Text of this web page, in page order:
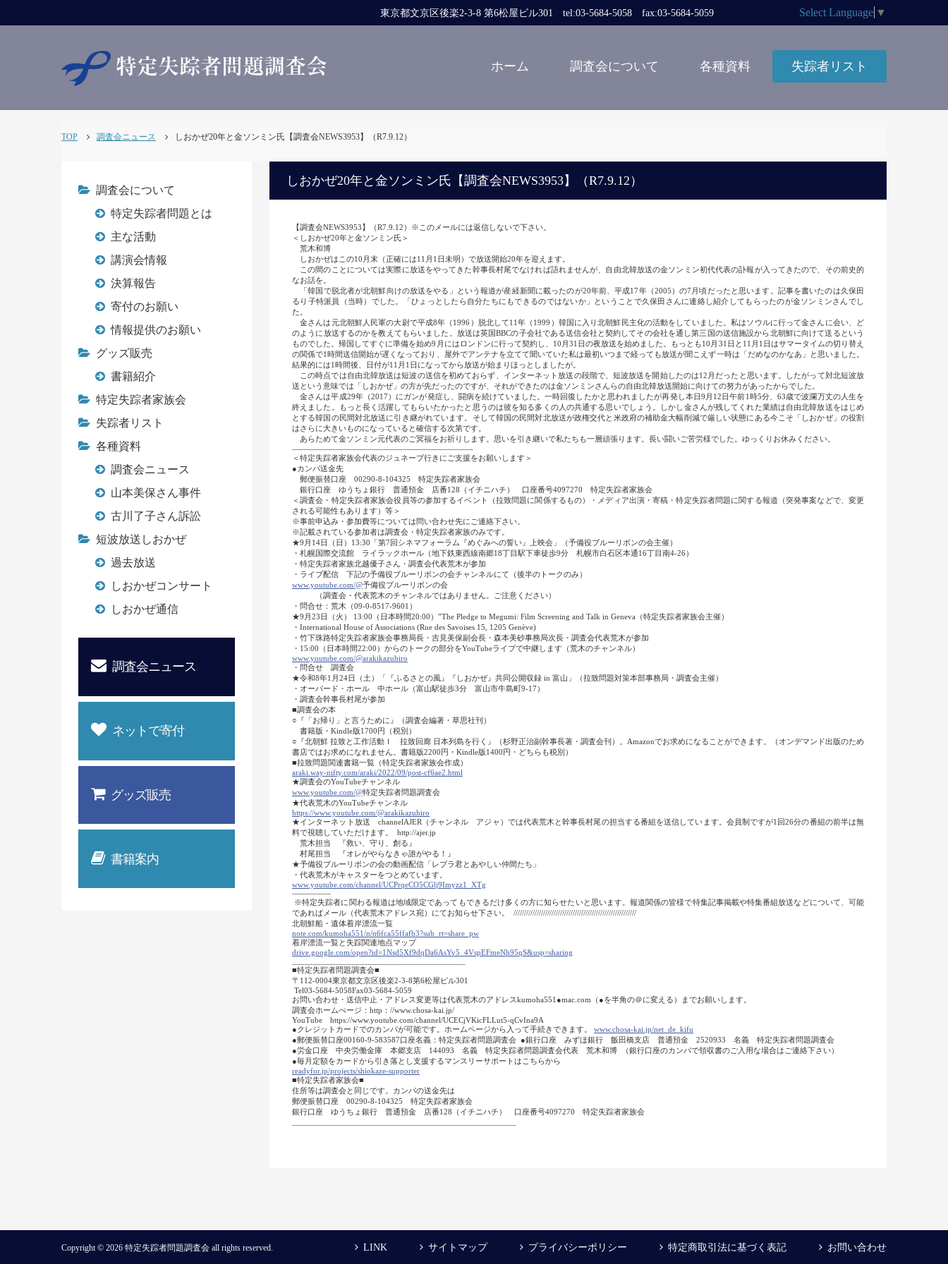
東京都文京区後楽2-3-8 第6松屋ビル301 tel:03-5684-5058 fax:03-5684-5059 Select Language ▼
ホーム 調査会について 各種資料 失踪者リスト
TOP 調査会ニュース しおかぜ20年と金ソンミン氏【調査会NEWS3953】（R7.9.12）
しおかぜ20年と金ソンミン氏【調査会NEWS3953】（R7.9.12）
【調査会NEWS3953】（R7.9.12）※このメールには返信しないで下さい。
＜しおかぜ20年と金ソンミン氏＞
荒木和博
しおかぜはこの10月末（正確には11月1日未明）で放送開始20年を迎えます。
この間のことについては実際に放送をやってきた幹事長村尾でなければ語れませんが、自由北韓放送の金ソンミン初代代表の訃報が入ってきたので、その前史的
なお話を。
「韓国で脱北者が北朝鮮向けの放送をやる」という報道が産経新聞に載ったのが20年前、平成17年（2005）の7月頃だったと思います。記事を書いたのは久保田
るり子特派員（当時）でした。「ひょっとしたら自分たちにもできるのではないか」ということで久保田さんに連絡し紹介してもらったのが金ソンミンさんでし
た。
金さんは元北朝鮮人民軍の大尉で平成8年（1996）脱北して11年（1999）韓国に入り北朝鮮民主化の活動をしていました。私はソウルに行って金さんに会い、ど
のように放送するのかを教えてもらいました。放送は英国BBCの子会社である送信会社と契約してその会社を通し第三国の送信施設から北朝鮮に向けて送るという
ものでした。帰国してすぐに準備を始め9月にはロンドンに行って契約し、10月31日の夜放送を始めました。もっとも10月31日と11月1日はサマータイムの切り替え
の関係で1時間送信開始が遅くなっており、屋外でアンテナを立てて聞いていた私は最初いつまで経っても放送が聞こえず一時は「だめなのかなあ」と思いました。
結果的には1時間後、日付が11月1日になってから放送が始まりほっとしましたが。
この時点では自由北韓放送は短波の送信を初めておらず、インターネット放送の段階で、短波放送を開始したのは12月だったと思います。したがって対北短波放
送という意味では「しおかぜ」の方が先だったのですが、それができたのは金ソンミンさんらの自由北韓放送開始に向けての努力があったからでした。
金さんは平成29年（2017）にガンが発症し、闘病を続けていました。一時回復したかと思われましたが再発し本日9月12日午前1時5分、63歳で波瀾万丈の人生を
終えました。もっと長く活躍してもらいたかったと思うのは彼を知る多くの人の共通する思いでしょう。しかし金さんが残してくれた業績は自由北韓放送をはじめ
とする韓国の民間対北放送に引き継がれています。そして韓国の民間対北放送が政権交代と米政府の補助金大幅削減で厳しい状態にある今こそ「しおかぜ」の役割
はさらに大きいものになっていると確信する次第です。
あらためて金ソンミン元代表のご冥福をお祈りします。思いを引き継いで私たちも一層頑張ります。長い闘いご苦労様でした。ゆっくりお休みください。
―――――――――――――――――――――――-
＜特定失踪者家族会代表のジュネーブ行きにご支援をお願いします＞
●カンパ送金先
郵便振替口座 00290-8-104325 特定失踪者家族会
銀行口座 ゆうちょ銀行 普通預金 店番128（イチニハチ） 口座番号4097270 特定失踪者家族会
＜調査会・特定失踪者家族会役員等の参加するイベント（拉致問題に関係するもの）・メディア出演・寄稿・特定失踪者問題に関する報道（突発事案などで、変更
される可能性もあります）等＞
※事前申込み・参加費等については問い合わせ先にご連絡下さい。
※記載されている参加者は調査会・特定失踪者家族のみです。
★9月14日（日）13:30「第7回シネマフォーラム『めぐみへの誓い』上映会」（予備役ブルーリボンの会主催）
・札幌国際交流館 ライラックホール（地下鉄東西線南郷18丁目駅下車徒歩9分 札幌市白石区本通16丁目南4-26）
・特定失踪者家族北越優子さん・調査会代表荒木が参加
・ライブ配信 下記の予備役ブルーリボンの会チャンネルにて（後半のトークのみ）
www.youtube.com/@予備役ブルーリボンの会
（調査会・代表荒木のチャンネルではありません。ご注意ください）
・問合せ：荒木（09-0-8517-9601）
★9月23日（火） 13:00（日本時間20:00）”The Pledge to Megumi: Film Screening and Talk in Geneva（特定失踪者家族会主催）
・International House of Associations (Rue des Savoises 15, 1205 Genève)
・竹下珠路特定失踪者家族会事務局長・吉見美保副会長・森本美砂事務局次長・調査会代表荒木が参加
・15:00（日本時間22:00）からのトークの部分をYouTubeライブで中継します（荒木のチャンネル）
www.youtube.com/@arakikazuhiro
・問合せ 調査会
★令和8年1月24日（土）「『ふるさとの風』『しおかぜ』共同公開収録 in 富山」（拉致問題対策本部事務局・調査会主催）
・オーバード・ホール 中ホール（富山駅徒歩3分 富山市牛島町9-17）
・調査会幹事長村尾が参加
■調査会の本
○『「お帰り」と言うために』（調査会編著・草思社刊）
書籍版・Kindle版1700円（税別）
○『北朝鮮 拉致と工作活動Ⅰ 拉致回廊 日本列島を行く』（杉野正治副幹事長著・調査会刊）。Amazonでお求めになることができます。（オンデマンド出版のため
書店ではお求めになれません。書籍版2200円・Kindle版1400円・どちらも税別）
■拉致問題関連書籍一覧（特定失踪者家族会作成）
araki.way-nifty.com/araki/2022/09/post-cf6ae2.html
★調査会のYouTubeチャンネル
www.youtube.com/@特定失踪者問題調査会
★代表荒木のYouTubeチャンネル
https://www.youtube.com/@arakikazuhiro
★インターネット放送 channelAJER（チャンネル アジャ）では代表荒木と幹事長村尾の担当する番組を送信しています。会員制ですが1回26分の番組の前半は無
料で視聴していただけます。 http://ajer.jp
荒木担当 『救い、守り、創る』
村尾担当 『オレがやらなきゃ誰がやる！』
★予備役ブルーリボンの会の動画配信「レブラ君とあやしい仲間たち」
・代表荒木がキャスターをつとめています。
www.youtube.com/channel/UCPrqeCO5CGlj9Imyzz1_XTg
―――――
※特定失踪者に関わる報道は地域限定であってもできるだけ多くの方に知らせたいと思います。報道関係の皆様で特集記事掲載や特集番組放送などについて、可能
であればメール（代表荒木アドレス宛）にてお知らせ下さい。 //////////////////////////////////////////////////////////
北朝鮮船・遺体着岸漂流一覧
note.com/kumoha551/n/n6fca55ffafb3?sub_rt=share_pw
着岸漂流一覧と失踪関連地点マップ
drive.google.com/open?id=1Nsd5Xf9dqDa6AsYv5_4VspEFmeNh95qS&usp=sharing
■特定失踪者問題調査会■
〒112-0004東京都文京区後楽2-3-8第6松屋ビル301
Tel03-5684-5058Fax03-5684-5059
お問い合わせ・送信中止・アドレス変更等は代表荒木のアドレスkumoha551●mac.com（●を半角の＠に変える）までお願いします。
調査会ホームぺージ：http：//www.chosa-kai.jp/
YouTube https://www.youtube.com/channel/UCECjVKicFLLut5-qCvIna9A
●クレジットカードでのカンパが可能です。ホームページから入って手続きできます。 www.chosa-kai.jp/net_de_kifu
●郵便振替口座00160-9-583587口座名義：特定失踪者問題調査会 ●銀行口座 みずほ銀行 飯田橋支店 普通預金 2520933 名義 特定失踪者問題調査会
●労金口座 中央労働金庫 本郷支店 144093 名義 特定失踪者問題調査会代表 荒木和博 （銀行口座のカンパで領収書のご入用な場合はご連絡下さい）
●毎月定額をカードから引き落とし支援するマンスリーサポートはこちらから
readyfor.jp/projects/shiokaze-supporter
■特定失踪者家族会■
住所等は調査会と同じです。カンパの送金先は
郵便振替口座 00290-8-104325 特定失踪者家族会
銀行口座 ゆうちょ銀行 普通預金 店番128（イチニハチ） 口座番号4097270 特定失踪者家族会
調査会について
特定失踪者問題とは
主な活動
講演会情報
決算報告
寄付のお願い
情報提供のお願い
グッズ販売
書籍紹介
特定失踪者家族会
失踪者リスト
各種資料
調査会ニュース
山本美保さん事件
古川了子さん訴訟
短波放送しおかぜ
過去放送
しおかぜコンサート
しおかぜ通信
調査会ニュース
ネットで寄付
グッズ販売
書籍案内
Copyright © 2026 特定失踪者問題調査会 all rights reserved. LINK サイトマップ プライバシーポリシー 特定商取引法に基づく表記 お問い合わせ